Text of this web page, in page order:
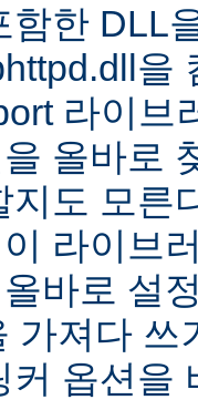
함한 DLL
을
라이브
올바로
지도 모른
라이브
바로 설
가져다 쓰
커 옵션을